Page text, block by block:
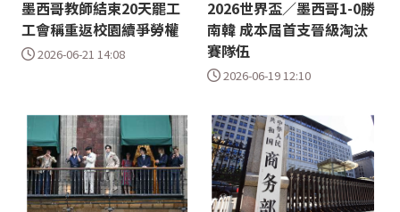
墨西哥教師結束20天罷工
工會稱重返校園續爭勞權
2026-06-21 14:08
2026世界盃／墨西哥1-0勝
南韓 成本屆首支晉級淘汰
賽隊伍
2026-06-19 12:10